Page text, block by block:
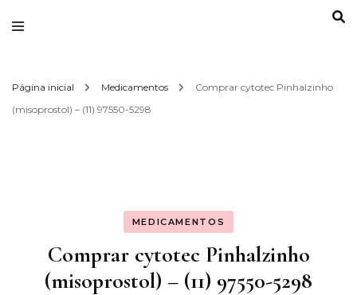
Página inicial Medicamentos
Comprar cytotec Pinhalzinho
(misoprostol) – (11) 97550-5298
MEDICAMENTOS
Comprar cytotec Pinhalzinho
(misoprostol) – (11) 97550-5298